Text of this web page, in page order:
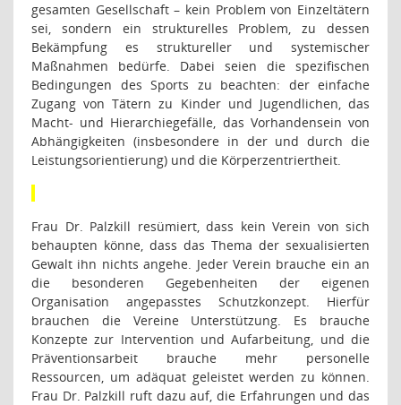
gesamten Gesellschaft – kein Problem von Einzeltätern
sei, sondern ein strukturelles Problem, zu dessen
Bekämpfung es struktureller und systemischer
Maßnahmen bedürfe. Dabei seien die spezifischen
Bedingungen des Sports zu beachten: der einfache
Zugang von Tätern zu Kinder und Jugendlichen, das
Macht- und Hierarchiegefälle, das Vorhandensein von
Abhängigkeiten (insbesondere in der und durch die
Leistungsorientierung) und die Körperzentriertheit.
Frau Dr. Palzkill resümiert, dass kein Verein von sich
behaupten könne, dass das Thema der sexualisierten
Gewalt ihn nichts angehe. Jeder Verein brauche ein an
die besonderen Gegebenheiten der eigenen
Organisation angepasstes Schutzkonzept. Hierfür
brauchen die Vereine Unterstützung. Es brauche
Konzepte zur Intervention und Aufarbeitung, und die
Präventionsarbeit brauche mehr personelle
Ressourcen, um adäquat geleistet werden zu können.
Frau Dr. Palzkill ruft dazu auf, die Erfahrungen und das